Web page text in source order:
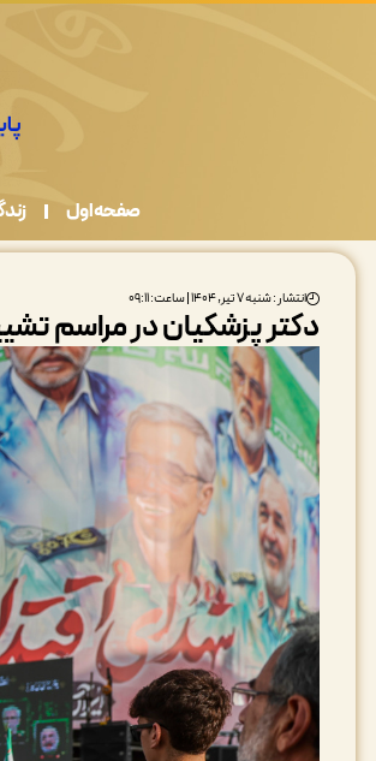
صفحه اول
انتشار : شنبه ۷ تیر, ۱۴۰۴ | ساعت: ۰۹:۱۱
دکتر پزشکیان در مراسم